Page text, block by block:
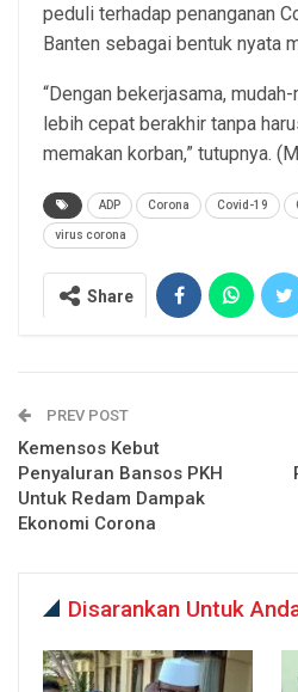
peduli terhadap penanganan
Banten sebagai bentuk nyata
“Dengan bekerjasama,
lebih cepat berakhir tanpa
memakan korban,” tutupnya.
ADP Corona Covid-19
virus corona
Share
PREV POST
Kemensos Kebut
Penyaluran Bansos PKH
Untuk Redam Dampak
Ekonomi Corona
Disarankan Untuk